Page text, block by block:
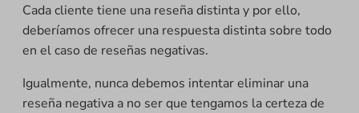
Cada cliente tiene una reseña distinta y por ello,
deberíamos ofrecer una respuesta distinta sobre todo
en el caso de reseñas negativas.
Igualmente, nunca debemos intentar eliminar una
reseña negativa a no ser que tengamos la certeza de